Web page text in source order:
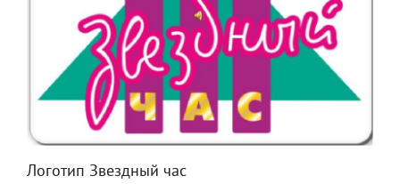
Логотип Звездный час